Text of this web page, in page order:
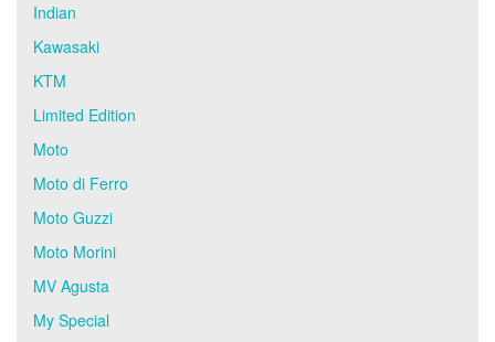
Indian
Kawasaki
KTM
Limited Edition
Moto
Moto di Ferro
Moto Guzzi
Moto Morini
MV Agusta
My Special